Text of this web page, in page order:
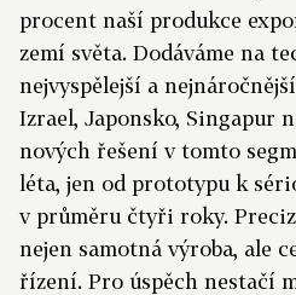
procent naší produkce
zemí světa. Dodáváme na
nejvyspělejší a
Izrael, Japonsko, Singapur
nových řešení v tomto
léta, jen od prototypu k
v průměru čtyři roky.
nejen samotná výroba, ale
řízení. Pro úspěch nestačí